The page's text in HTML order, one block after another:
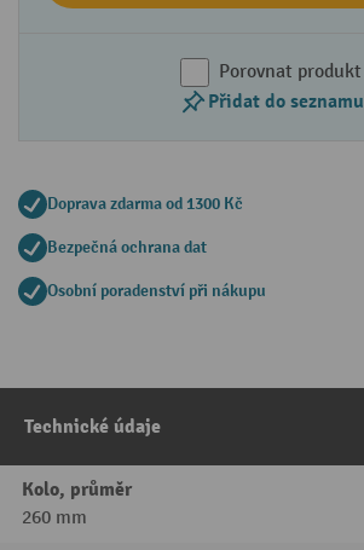
Porovnat produkt
Přidat do seznamu
Doprava zdarma od 1300 Kč
Bezpečná ochrana dat
Osobní poradenství při nákupu
Technické údaje
Kolo, průměr
260 mm